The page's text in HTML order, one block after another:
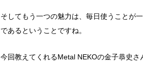
そしてもう一つの魅力は、毎日使うことが
であるということですね。
今回教えてくれるMetal NEKOの金子恭史